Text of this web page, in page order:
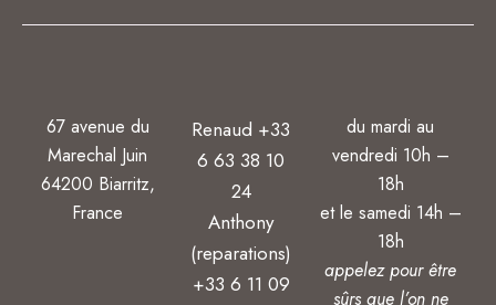
67 avenue du
Marechal Juin
64200 Biarritz,
France
Renaud +33
6 63 38 10
24
Anthony
(reparations)
+33 6 11 09
du mardi au
vendredi 10h –
18h
et le samedi 14h –
18h
appelez pour être
sûrs que l’on ne